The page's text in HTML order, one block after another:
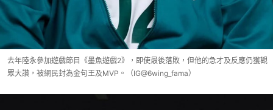
去年陸永參加遊戲節目《墨魚遊戲2》，即使最後落敗，但他的急才及反應仍獲觀
眾大讚，被網民封為金句王及MVP。（IG@6wing_fama）